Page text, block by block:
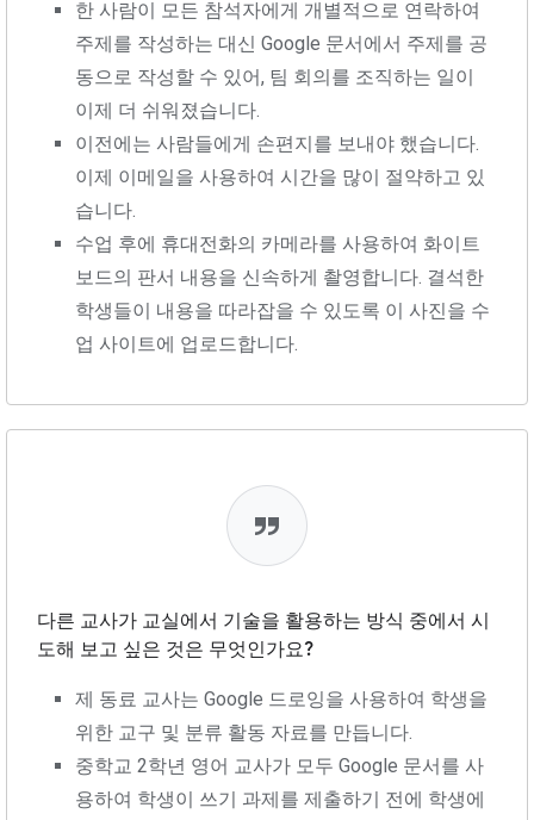
한 사람이 모든 참석자에게 개별적으로 연락하여
주제를 작성하는 대신 Google 문서에서 주제를 공
동으로 작성할 수 있어, 팀 회의를 조직하는 일이
이제 더 쉬워졌습니다.
이전에는 사람들에게 손편지를 보내야 했습니다.
이제 이메일을 사용하여 시간을 많이 절약하고 있
습니다.
수업 후에 휴대전화의 카메라를 사용하여 화이트
보드의 판서 내용을 신속하게 촬영합니다. 결석한
학생들이 내용을 따라잡을 수 있도록 이 사진을 수
업 사이트에 업로드합니다.
다른 교사가 교실에서 기술을 활용하는 방식 중에서 시
도해 보고 싶은 것은 무엇인가요?
제 동료 교사는 Google 드로잉을 사용하여 학생을
위한 교구 및 분류 활동 자료를 만듭니다.
중학교 2학년 영어 교사가 모두 Google 문서를 사
용하여 학생이 쓰기 과제를 제출하기 전에 학생에